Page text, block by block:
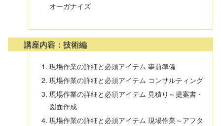
オーガナイズ
講座内容：技術編
現場作業の詳細と必須アイテム 事前準備
現場作業の詳細と必須アイテム コンサルティング
現場作業の詳細と必須アイテム 見積り～提案書・
図面作成
現場作業の詳細と必須アイテム 現場作業～アフタ